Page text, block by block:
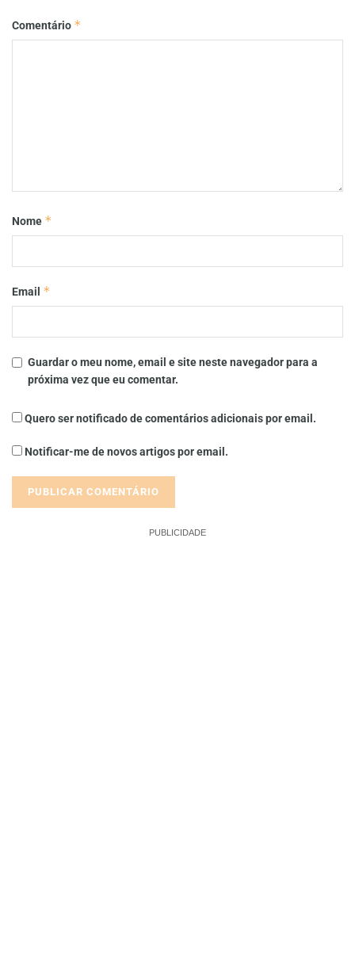
Comentário *
Nome *
Email *
Guardar o meu nome, email e site neste navegador para a
próxima vez que eu comentar.
Quero ser notificado de comentários adicionais por email.
Notificar-me de novos artigos por email.
PUBLICIDADE